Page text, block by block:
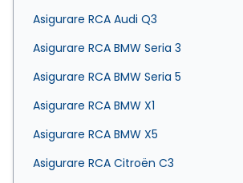
Asigurare RCA Audi Q3
Asigurare RCA BMW Seria 3
Asigurare RCA BMW Seria 5
Asigurare RCA BMW X1
Asigurare RCA BMW X5
Asigurare RCA Citroën C3